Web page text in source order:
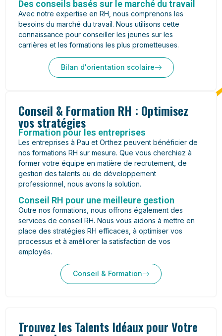
Des conseils basés sur le marché du travail
Avec notre expertise en RH, nous comprenons les
besoins du marché du travail. Nous utilisons cette
connaissance pour conseiller les jeunes sur les
carrières et les formations les plus prometteuses.
Bilan d'orientation scolaire
Conseil & Formation RH : Optimisez
vos stratégies
Formation pour les entreprises
Les entreprises à Pau et Orthez peuvent bénéficier de
nos formations RH sur mesure. Que vous cherchiez à
former votre équipe en matière de recrutement, de
gestion des talents ou de développement
professionnel, nous avons la solution.
Conseil RH pour une meilleure gestion
Outre nos formations, nous offrons également des
services de conseil RH. Nous vous aidons à mettre en
place des stratégies RH efficaces, à optimiser vos
processus et à améliorer la satisfaction de vos
employés.
Conseil & Formation
Trouvez les Talents Idéaux pour Votre